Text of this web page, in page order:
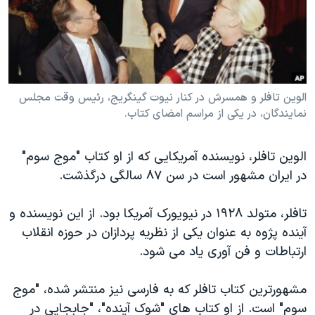
فرهنگ و زندگی
حقوق شهروندی
اقتصادی
علم و فناوری
اسرائیل در جنگ
آرشیو پخش زنده
مستندها
انتخابات ریاست جمهوری آمریکا ۲۰۲۴
حمله جمهوری اسلامی به اسرائیل
رمز مهسا
ورزش زنان در ایران
مجموعه مستندهای دادخواهی
دادگاه حمید نوری
چهل سال گروگان‌گیری
اعتراضات مردمی آبان ۹۸
دنبال کنید
زبانهای مختلف
الوین تافلر و همسرش در کنار نیوت گینگریج، رئیس وقت مجلس
نمایندگان، در یکی از مراسم امضای کتاب.
الوین تافلر، نویسنده آمریکایی که از او کتاب "موج سوم"
در ایران مشهور است در سن ۸۷ سالگی درگذشت.
تافلر، متولد ۱۹۲۸ در نیویورک آمریکا بود. از این نویسنده و
آینده پژوه به عنوان یکی از نظریه پردازان در حوزه انقلاب
ارتباطات و فن آوری یاد می شود.
مشهورترین کتاب تافلر که به فارسی نیز منتشر شده، "موج
سوم" است. از او کتاب های "شوک آینده"، "جابجایی در